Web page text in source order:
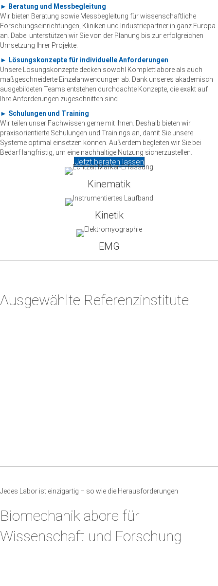
► Beratung und Messbegleitung
Wir bieten Beratung sowie Messbegleitung für wissenschaftliche
Forschungseinrichtungen, Kliniken und Industriepartner in ganz Europa
an. Dabei unterstützen wir Sie von der Planung bis zur erfolgreichen
Umsetzung Ihrer Projekte.
► Lösungskonzepte für individuelle Anforderungen
Unsere Lösungskonzepte decken sowohl Komplettlabore als auch
maßgeschneiderte Einzelanwendungen ab. Dank unseres akademisch
ausgebildeten Teams entstehen durchdachte Konzepte, die exakt auf
Ihre Anforderungen zugeschnitten sind.
► Schulungen und Training
Wir teilen unser Fachwissen gerne mit Ihnen. Deshalb bieten wir
praxisorientierte Schulungen und Trainings an, damit Sie unsere
Systeme optimal einsetzen können. Außerdem begleiten wir Sie bei
Bedarf langfristig, um eine nachhaltige Nutzung sicherzustellen.
Jetzt beraten lassen
Kinematik
Kinetik
EMG
Ausgewählte Referenzinstitute
Jedes Labor ist einzigartig – so wie die Herausforderungen
Biomechaniklabore für
Wissenschaft und Forschung